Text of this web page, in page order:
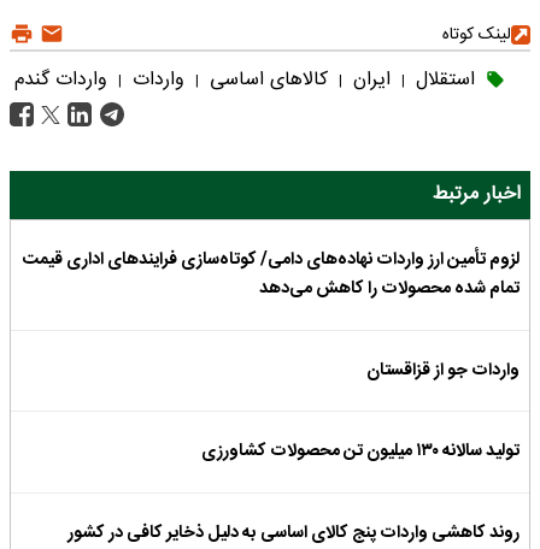
لینک کوتاه
استقلال | ایران | کالاهای اساسی | واردات | واردات گندم
اخبار مرتبط
لزوم تأمین ارز واردات نهاده‌های دامی/ کوتاه‌سازی فرایندهای اداری قیمت
تمام شده محصولات را کاهش می‌دهد
واردات جو از قزاقستان
تولید سالانه ۱۳۰ میلیون تن محصولات کشاورزی
روند کاهشی واردات پنج کالای اساسی به دلیل ذخایر کافی در کشور